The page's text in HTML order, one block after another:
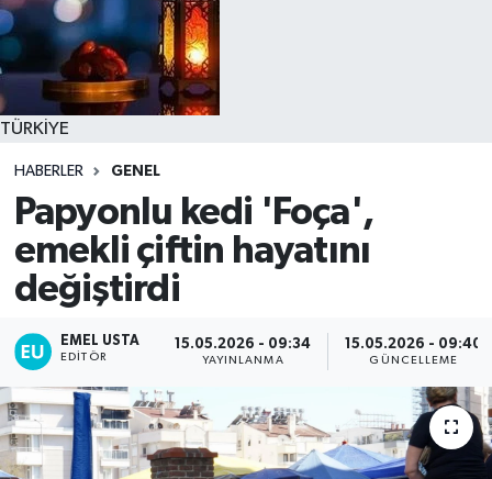
TÜRKİYE
HABERLER GENEL
Papyonlu kedi 'Foça',
emekli çiftin hayatını
değiştirdi
EMEL USTA
EDITÖR
15.05.2026 - 09:34
YAYINLANMA
15.05.2026 - 09:40
GÜNCELLEME